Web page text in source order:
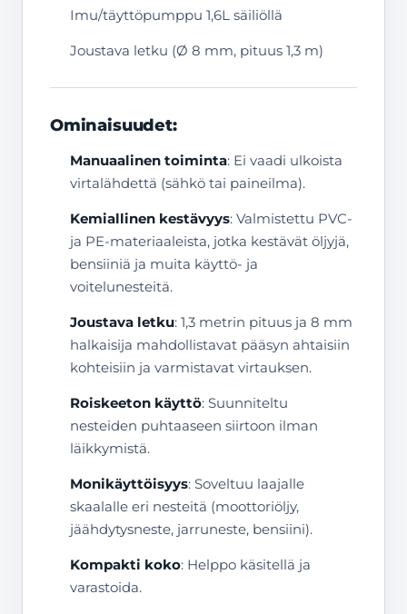
Imu/täyttöpumppu 1,6L säiliöllä
Joustava letku (Ø 8 mm, pituus 1,3 m)
Ominaisuudet:
Manuaalinen toiminta: Ei vaadi ulkoista
virtalähdettä (sähkö tai paineilma).
Kemiallinen kestävyys: Valmistettu PVC-
ja PE-materiaaleista, jotka kestävät öljyjä,
bensiiniä ja muita käyttö- ja
voitelunesteitä.
Joustava letku: 1,3 metrin pituus ja 8 mm
halkaisija mahdollistavat pääsyn ahtaisiin
kohteisiin ja varmistavat virtauksen.
Roiskeeton käyttö: Suunniteltu
nesteiden puhtaaseen siirtoon ilman
läikkymistä.
Monikäyttöisyys: Soveltuu laajalle
skaalalle eri nesteitä (moottoriöljy,
jäähdytysneste, jarruneste, bensiini).
Kompakti koko: Helppo käsitellä ja
varastoida.